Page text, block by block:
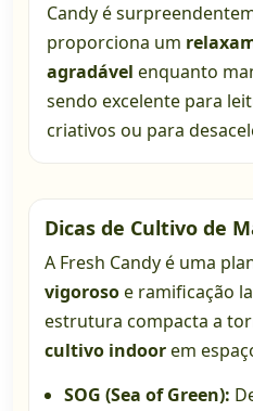
Candy é
proporciona um
agradável enquanto
sendo excelente para
criativos ou para
Dicas de Cultivo de
A Fresh Candy é uma
vigorosoe ramificação
estrutura compacta a
cultivo indoorem
SOG (Sea of Green):